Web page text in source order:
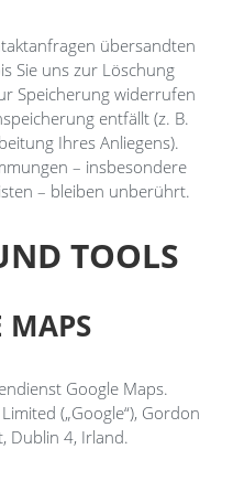
übersandten
Sie uns zur Löschung
Speicherung widerrufen
entfällt (z. B.
Ihres Anliegens).
– insbesondere
– bleiben unberührt.
TOOLS
MAPS
Google Maps.
(„Google“), Gordon
Dublin 4, Irland.